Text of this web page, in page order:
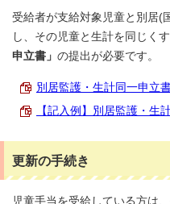
受給者が支給対象児童と別居(
し、その児童と生計を同じくす
申立書」 の提出が必要です。
別居監護・生計同一申立
【記入例】別居監護・生
更新の手続き
児童手当を受給している方は